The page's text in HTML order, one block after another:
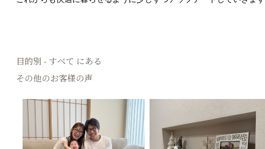
目的別 - すべて にある
その他のお客様の声